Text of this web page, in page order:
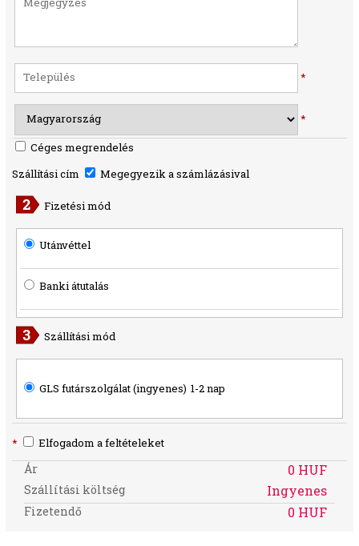
*
*
Céges megrendelés
Szállítási cím
Megegyezik a számlázásival
Fizetési mód
Utánvéttel
Banki átutalás
Szállítási mód
GLS futárszolgálat (ingyenes) 1-2 nap
* Elfogadom a feltételeket
Ár 0 HUF
Szállítási költség Ingyenes
Fizetendő 0 HUF